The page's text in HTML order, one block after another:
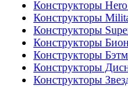
Конструкторы
Конструкторы
Конструкторы
Конструкторы
Конструкторы
Конструкторы
Конструкторы